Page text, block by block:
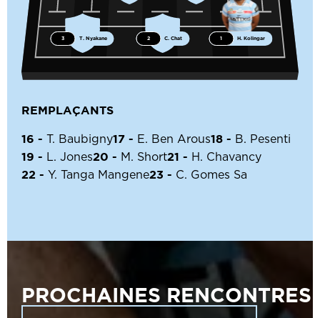
1 H. Kolingar
2 C. Chat
3 T. Nyakane
REMPLAÇANTS
16 - T. Baubigny17 - E. Ben Arous18 - B. Pesenti
19 - L. Jones20 - M. Short21 - H. Chavancy
22 - Y. Tanga Mangene23 - C. Gomes Sa
PROCHAINES RENCONTRES